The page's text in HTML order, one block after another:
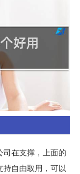
在支撑，上面的
自由取用，可以